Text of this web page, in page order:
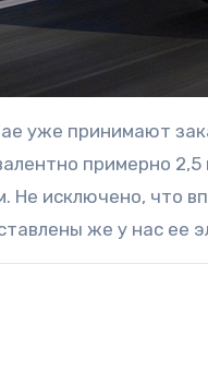
уже принимают
примерно
Не исключено, что
же у нас ее